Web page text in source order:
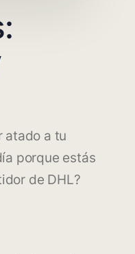
atado a tu
porque estás
de DHL?